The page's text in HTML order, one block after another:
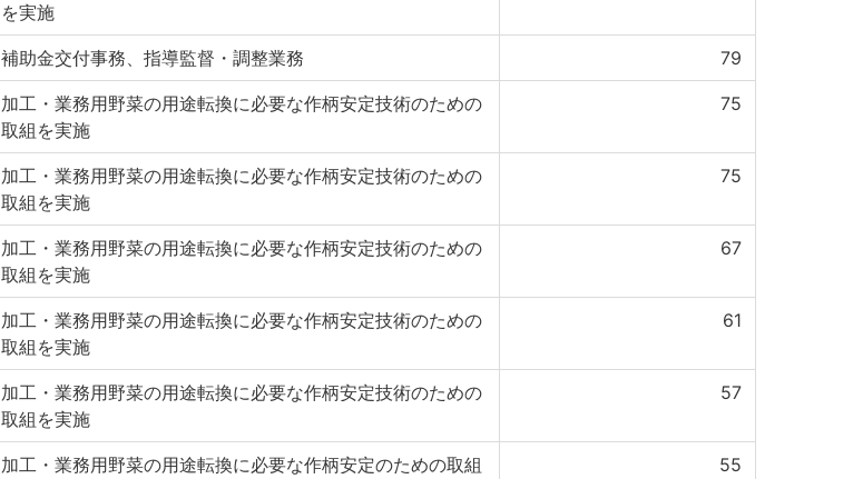
を実施
補助金交付事務、指導監督・調整業務 79
加工・業務用野菜の用途転換に必要な作柄安定技術のための
取組を実施
75
加工・業務用野菜の用途転換に必要な作柄安定技術のための
取組を実施
75
加工・業務用野菜の用途転換に必要な作柄安定技術のための
取組を実施
67
加工・業務用野菜の用途転換に必要な作柄安定技術のための
取組を実施
61
加工・業務用野菜の用途転換に必要な作柄安定技術のための
取組を実施
57
加工・業務用野菜の用途転換に必要な作柄安定のための取組
55